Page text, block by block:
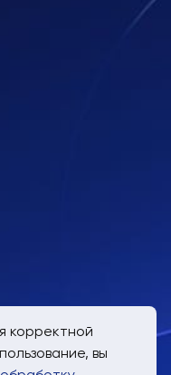
корректной
вы